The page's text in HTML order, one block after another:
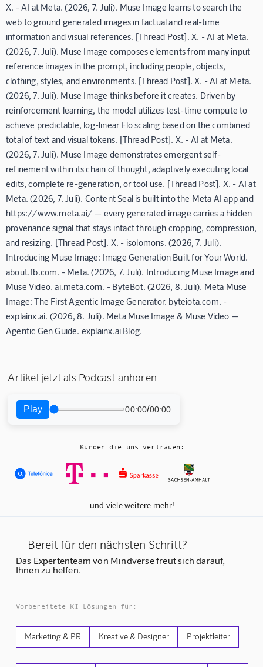
X. - AI at Meta. (2026, 7. Juli). Muse Image learns to search the
web to ground generated images in factual and real-time
information and visual references. [Thread Post]. X. - AI at Meta.
(2026, 7. Juli). Muse Image composes elements from many input
reference images in the prompt, including people, objects,
clothing, styles, and environments. [Thread Post]. X. - AI at Meta.
(2026, 7. Juli). Muse Image thinks before it creates. Driven by
reinforcement learning, the model utilizes test-time compute to
achieve predictable, log-linear Elo scaling based on the combined
total of text and visual tokens. [Thread Post]. X. - AI at Meta.
(2026, 7. Juli). Muse Image demonstrates emergent self-
refinement within its chain of thought, adaptively executing local
edits, complete re-generation, or tool use. [Thread Post]. X. - AI at
Meta. (2026, 7. Juli). Content Seal is built into the Meta AI app and
https://www.meta.ai/ — every generated image carries a hidden
provenance signal that stays intact through cropping, compression,
and resizing. [Thread Post]. X. - isolomons. (2026, 7. Juli).
Introducing Muse Image: Image Generation Built for Your World.
about.fb.com. - Meta. (2026, 7. Juli). Introducing Muse Image and
Muse Video. ai.meta.com. - ByteBot. (2026, 8. Juli). Meta Muse
Image: The First Agentic Image Generator. byteiota.com. -
explainx.ai. (2026, 8. Juli). Meta Muse Image & Muse Video —
Agentic Gen Guide. explainx.ai Blog.
Artikel jetzt als Podcast anhören
Play 00:00/00:00
Kunden die uns vertrauen:
und viele weitere mehr!
Bereit für den nächsten Schritt?
Das Expertenteam von Mindverse freut sich darauf,
Ihnen zu helfen.
Vorbereitete KI Lösungen für:
Marketing & PR Kreative & Designer Projektleiter